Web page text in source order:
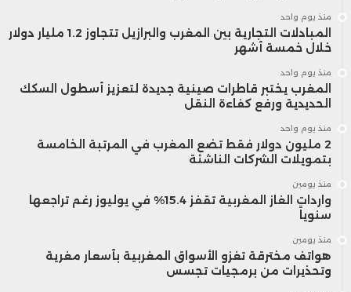
منذ يوم واحد
المبادلات التجارية بين المغرب والبرازيل تتجاوز 1.2 مليار دولار
خلال خمسة أشهر
منذ يوم واحد
المغرب يختبر قاطرات صينية جديدة لتعزيز أسطول السكك
الحديدية ورفع كفاءة النقل
منذ يوم واحد
2 مليون دولار فقط تضع المغرب في المرتبة الخامسة
بتمويلات الشركات الناشئة
منذ يومين
واردات الغاز المغربية تقفز 15.4% في يوليوز رغم تراجعها
سنوياً
منذ يومين
هواتف مخترقة تغزو الأسواق المغربية بأسعار مغرية
وتحذيرات من برمجيات تجسس